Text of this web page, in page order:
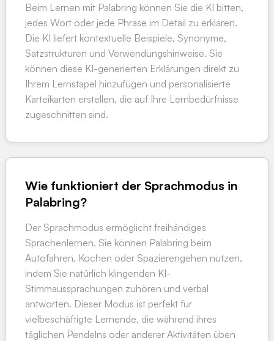
Beim Lernen mit Palabring können Sie die KI bitten,
jedes Wort oder jede Phrase im Detail zu erklären.
Die KI liefert kontextuelle Beispiele, Synonyme,
Satzstrukturen und Verwendungshinweise. Sie
können diese KI-generierten Erklärungen direkt zu
Ihrem Lernstapel hinzufügen und personalisierte
Karteikarten erstellen, die auf Ihre Lernbedürfnisse
zugeschnitten sind.
Wie funktioniert der Sprachmodus in
Palabring?
Der Sprachmodus ermöglicht freihändiges
Sprachenlernen. Sie können Palabring beim
Autofahren, Kochen oder Spazierengehen nutzen,
indem Sie natürlich klingenden KI-
Stimmaussprachungen zuhören und verbal
antworten. Dieser Modus ist perfekt für
vielbeschäftigte Lernende, die während ihres
täglichen Pendelns oder anderer Aktivitäten üben